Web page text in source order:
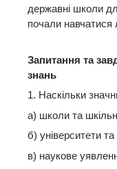
державні школи
почали навчатися
Запитання та
знань
1. Наскільки
а) школи та
б) університети
в) наукове